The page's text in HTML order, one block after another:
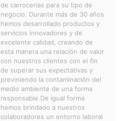
de carrocerías para su tipo de
negocio. Durante más de 30 años
hemos desarrollado productos y
servicios innovadores y de
excelente calidad, creando de
esta manera una relación de valor
con nuestros clientes con el fin
de superar sus expectativas y
previniendo la contaminación del
medio ambiente de una forma
responsable.De igual forma
hemos brindado a nuestros
colaboradores un entorno laboral